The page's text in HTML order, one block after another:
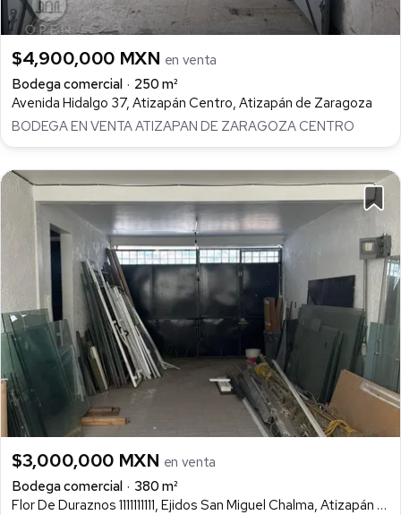
$4,900,000 MXN en venta
Bodega comercial
250 m²
Avenida Hidalgo 37, Atizapán Centro, Atizapán de Zaragoza
BODEGA EN VENTA ATIZAPAN DE ZARAGOZA CENTRO
$3,000,000 MXN en venta
Bodega comercial
380 m²
Flor De Duraznos 1111111111, Ejidos San Miguel Chalma, Atizapán de Zaragoza